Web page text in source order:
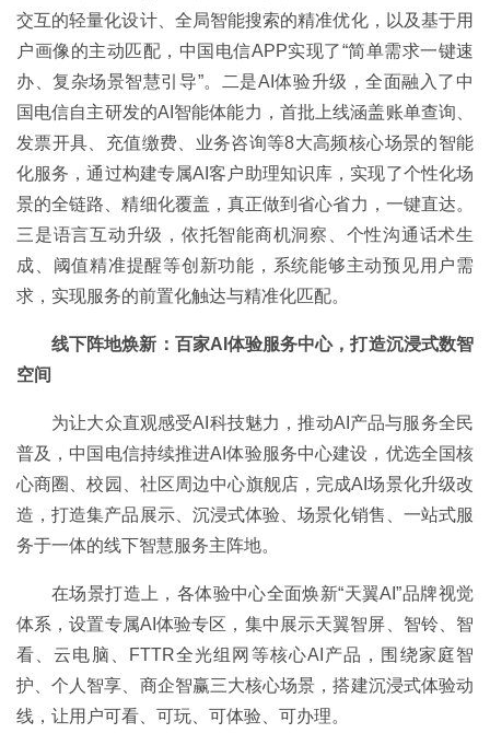
交互的轻量化设计、全局智能搜索的精准优化，以及基于用
户画像的主动匹配，中国电信APP实现了“简单需求一键速
办、复杂场景智慧引导”。二是AI体验升级，全面融入了中
国电信自主研发的AI智能体能力，首批上线涵盖账单查询、
发票开具、充值缴费、业务咨询等8大高频核心场景的智能
化服务，通过构建专属AI客户助理知识库，实现了个性化场
景的全链路、精细化覆盖，真正做到省心省力，一键直达。
三是语言互动升级，依托智能商机洞察、个性沟通话术生
成、阈值精准提醒等创新功能，系统能够主动预见用户需
求，实现服务的前置化触达与精准化匹配。
线下阵地焕新：百家AI体验服务中心，打造沉浸式数智
空间
为让大众直观感受AI科技魅力，推动AI产品与服务全民
普及，中国电信持续推进AI体验服务中心建设，优选全国核
心商圈、校园、社区周边中心旗舰店，完成AI场景化升级改
造，打造集产品展示、沉浸式体验、场景化销售、一站式服
务于一体的线下智慧服务主阵地。
在场景打造上，各体验中心全面焕新“天翼AI”品牌视觉
体系，设置专属AI体验专区，集中展示天翼智屏、智铃、智
看、云电脑、FTTR全光组网等核心AI产品，围绕家庭智
护、个人智享、商企智赢三大核心场景，搭建沉浸式体验动
线，让用户可看、可玩、可体验、可办理。